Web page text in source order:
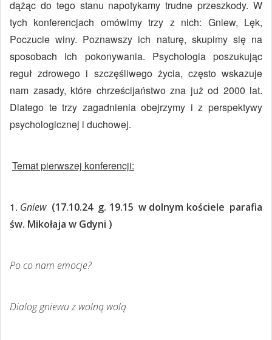
dążąc do tego stanu napotykamy trudne przeszkody. W
tych konferencjach omówimy trzy z nich: Gniew, Lęk,
Poczucie winy. Poznawszy ich naturę, skupimy się na
sposobach ich pokonywania. Psychologia poszukując
reguł zdrowego i szczęśliwego życia, często wskazuje
nam zasady, które chrześcijaństwo zna już od 2000 lat.
Dlatego te trzy zagadnienia obejrzymy i z perspektywy
psychologicznej i duchowej.
Temat pierwszej konferencji:
1. Gniew (17.10.24 g. 19.15 w dolnym kościele parafia
św. Mikołaja w Gdyni )
Po co nam emocje?
Dialog gniewu z wolną wolą